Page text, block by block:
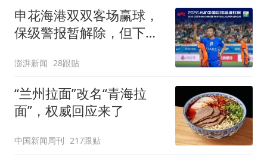
申花海港双双客场赢球，
保级警报暂解除，但下一
澎湃新闻 28跟贴
“兰州拉面”改名“青海拉
面”，权威回应来了
中国新闻周刊 217跟贴